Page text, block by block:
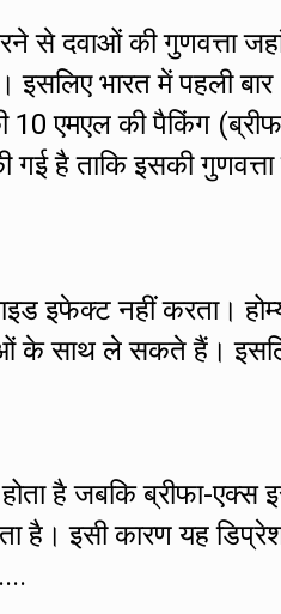
से दवाओं की गुणवत्ता
भारत में पहली बार
10 एमएल की पैकिंग
गई है ताकि इसकी गुणवत्ता
इफेक्ट नहीं करता।
के साथ ले सकते हैं।
है जबकि ब्रीफा-एक्स
है। इसी कारण यह